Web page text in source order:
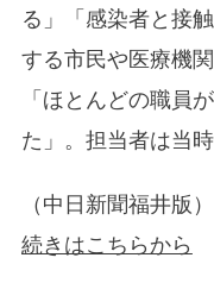
る」「感染者と接
する市民や医療機
「ほとんどの職員
た」。担当者は当
（中日新聞福井版）
続きはこちらから